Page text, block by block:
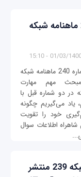
شماره 240 ماهنامه شبکه
01/03/1400 -
در سرمقاله شماره 240 ماهنامه شبکه
مهم مهارت
در دو شماره قبل با
یاد می‌گیریم چگونه
خود را تقویت
اطلاعات سوال
ماهنامه شبکه 239 منتشر